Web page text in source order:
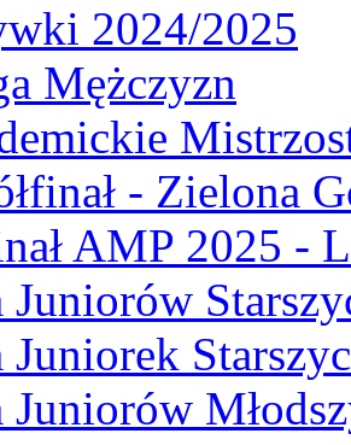
2024/2025
Mężczyzn
- Zielona
AMP 2025 -
Juniorów
Juniorek
Juniorów